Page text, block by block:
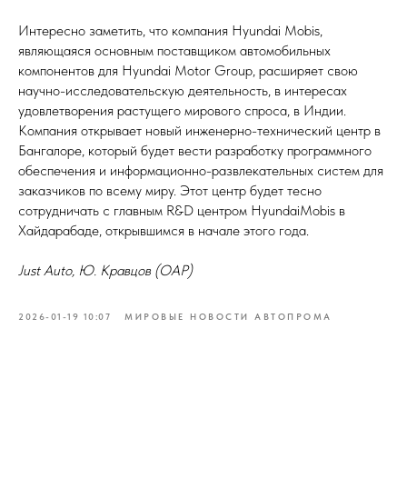
Интересно заметить, что компания Hyundai Mobis,
являющаяся основным поставщиком автомобильных
компонентов для Hyundai Motor Group, расширяет свою
научно-исследовательскую деятельность, в интересах
удовлетворения растущего мирового спроса, в Индии.
Компания открывает новый инженерно-технический центр в
Бангалоре, который будет вести разработку программного
обеспечения и информационно-развлекательных систем для
заказчиков по всему миру. Этот центр будет тесно
сотрудничать с главным R&D центром HyundaiMobis в
Хайдарабаде, открывшимся в начале этого года.
Just Auto, Ю. Кравцов (ОАР)
2026-01-19 10:07 МИРОВЫЕ НОВОСТИ АВТОПРОМА